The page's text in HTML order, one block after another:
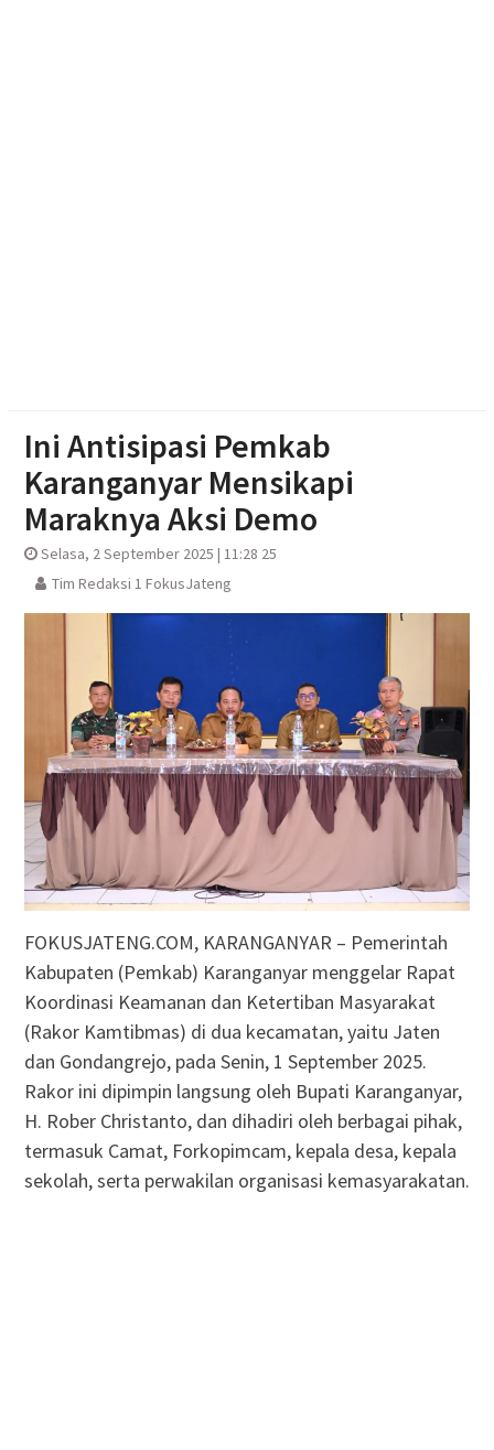
Ini Antisipasi Pemkab
Karanganyar Mensikapi
Maraknya Aksi Demo
Selasa, 2 September 2025 | 11:28 25
Tim Redaksi 1 FokusJateng
FOKUSJATENG.COM, KARANGANYAR – Pemerintah
Kabupaten (Pemkab) Karanganyar menggelar Rapat
Koordinasi Keamanan dan Ketertiban Masyarakat
(Rakor Kamtibmas) di dua kecamatan, yaitu Jaten
dan Gondangrejo, pada Senin, 1 September 2025.
Rakor ini dipimpin langsung oleh Bupati Karanganyar,
H. Rober Christanto, dan dihadiri oleh berbagai pihak,
termasuk Camat, Forkopimcam, kepala desa, kepala
sekolah, serta perwakilan organisasi kemasyarakatan.